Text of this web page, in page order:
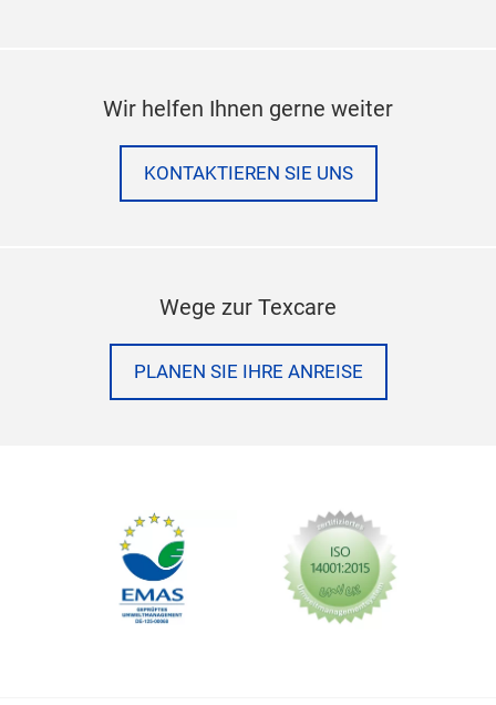
Wir helfen Ihnen gerne weiter
KONTAKTIEREN SIE UNS
Wege zur Texcare
PLANEN SIE IHRE ANREISE